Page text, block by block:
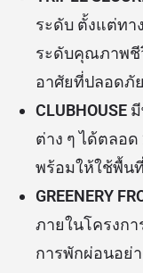
ระดับ ตั้งแต่ทา
ระดับคุณภาพชี
อาศัยที่ปลอดภั
CLUBHOUSE
ต่าง ๆ ได้ตลอ
พร้อมให้ใช้พื้น
GREENERY
ภายในโครงก
การพักผ่อนอย่